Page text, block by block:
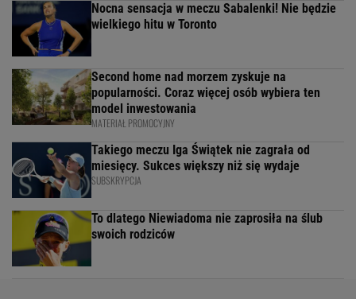
Nocna sensacja w meczu Sabalenki! Nie będzie
wielkiego hitu w Toronto
Second home nad morzem zyskuje na
popularności. Coraz więcej osób wybiera ten
model inwestowania
MATERIAŁ PROMOCYJNY
Takiego meczu Iga Świątek nie zagrała od
miesięcy. Sukces większy niż się wydaje
SUBSKRYPCJA
To dlatego Niewiadoma nie zaprosiła na ślub
swoich rodziców